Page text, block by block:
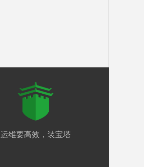
运维要高效，装宝塔